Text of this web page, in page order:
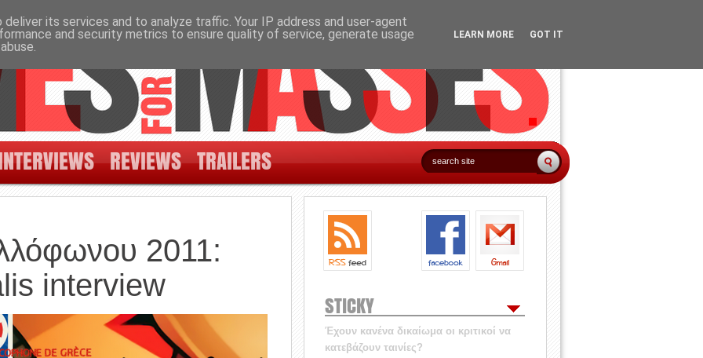
REVIEWS TRAILERS
2011:
interview
STICKY
Έχουν κανένα δικαίωμα οι κριτικοί να
κατεβάζουν ταινίες?
its services and to analyze traffic. Your IP address and user-agent
and security metrics to ensure quality of service, generate usage
LEARN MORE GOT IT